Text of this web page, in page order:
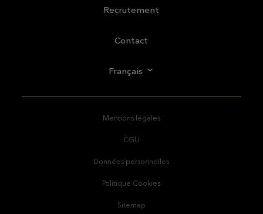
Recrutement
Contact
Français
Mentions légales
CGU
Données personnelles
Politique Cookies
Sitemap